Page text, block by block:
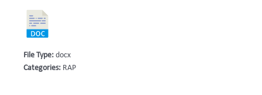
File Type: docx
Categories: RAP